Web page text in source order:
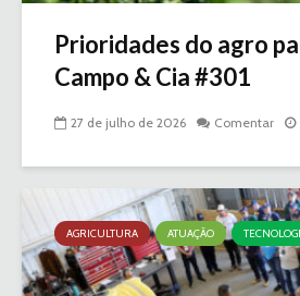
Prioridades do agro
Campo & Cia #301
27 de julho de 2026 Comentar
AGRICULTURA ATUAÇÃO